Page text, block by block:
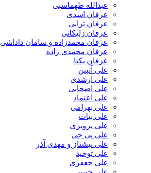
عبدالله طهماسبی‎
عرفان اسدی
عرفان ترابی
عرفان زلیکانی
عرفان محمدزاده و سامان داداشی
عرفان محمدی زاده
عرفان یکتا
علی آتبین
علی ارشدی
علی اصحابی
علی اعتماد
علی بهرامی
علی بیات
علی پرویزی
علی پی جی
علی پیشتاز و مهدی آذر
علی توحید
علی جعفری